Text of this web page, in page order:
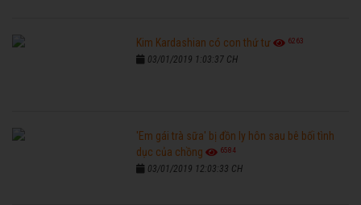
Kim Kardashian có con thứ tư 6263
03/01/2019 1:03:37 CH
'Em gái trà sữa' bị đồn ly hôn sau bê bối tình
dục của chồng
6584
03/01/2019 12:03:33 CH